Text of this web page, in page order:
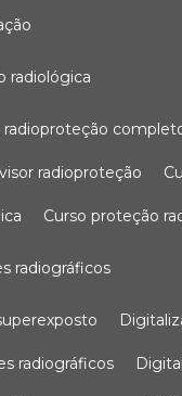
radiológica
radioproteção
radioproteção
curso proteção
radiográficos
radiográficos